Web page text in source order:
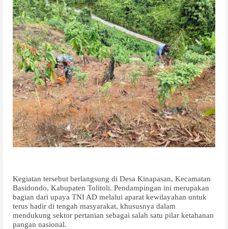
Kegiatan tersebut berlangsung di Desa Kinapasan, Kecamatan
Basidondo, Kabupaten Tolitoli. Pendampingan ini merupakan
bagian dari upaya TNI AD melalui aparat kewilayahan untuk
terus hadir di tengah masyarakat, khususnya dalam
mendukung sektor pertanian sebagai salah satu pilar ketahanan
pangan nasional.